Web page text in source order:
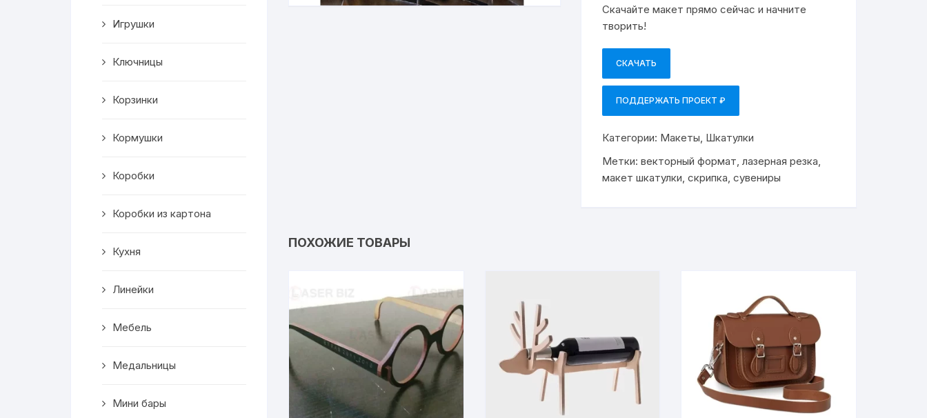
Подставки
Мини бары
Транспорт
Скачайте макет прямо сейчас и начните
творить!
СКАЧАТЬ
ПОДДЕРЖАТЬ ПРОЕКТ ₽
Категории: Макеты, Шкатулки
Метки:векторный формат,лазерная резка,
макет шкатулки,скрипка,сувениры
ПОХОЖИЕ ТОВАРЫ
Игрушки
Ключницы
Корзинки
Кормушки
Коробки
Коробки из картона
Кухня
Линейки
Мебель
Медальницы
Мини бары